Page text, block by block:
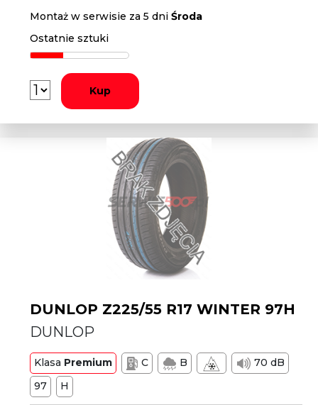
Montaż w serwisie za 5 dniŚroda
Ostatnie sztuki
Kup
DUNLOP Z225/55 R17 WINTER 97H
DUNLOP
Klasa Premium C B
70 dB
97
H